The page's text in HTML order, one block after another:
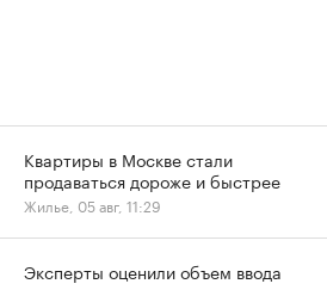
Квартиры в Москве стали
продаваться дороже и быстрее
Жилье, 05 авг, 11:29
Эксперты оценили объем ввода